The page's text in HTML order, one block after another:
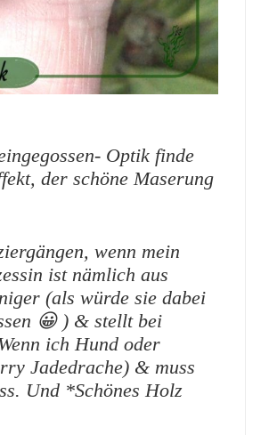
Optik finde
der schöne Maserung
wenn mein
ist nämlich aus
(als würde sie dabei
😀 ) & stellt bei
ich Hund oder
Jadedrache) & muss
Und *Schönes Holz